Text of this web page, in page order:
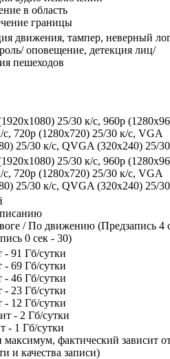
в область
границы
движения, тампер, неверный
оповещение, детекция лиц/
пешеходов
25/30 к/с, 960p
с, 720p (1280х720) 25/30 к/с, VGA
25/30 к/c, QVGA (320x240) 25/
25/30 к/с, 960p
с, 720p (1280х720) 25/30 к/с, VGA
25/30 к/c, QVGA (320x240) 25/
/ По движению (Предзапись 4
0 сек - 30)
91 Гб/сутки
69 Гб/сутки
46 Гб/сутки
23 Гб/сутки
12 Гб/сутки
- 2 Гб/сутки
- 1 Гб/сутки
максимум, фактический зависит
и качества записи)